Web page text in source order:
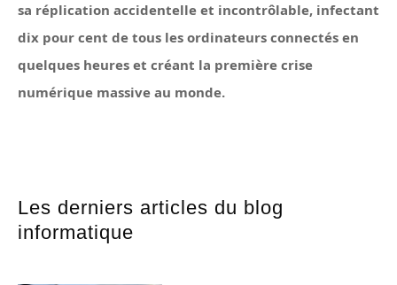
sa réplication accidentelle et incontrôlable, infectant
dix pour cent de tous les ordinateurs connectés en
quelques heures et créant la première crise
numérique massive au monde.
Les derniers articles du blog
informatique